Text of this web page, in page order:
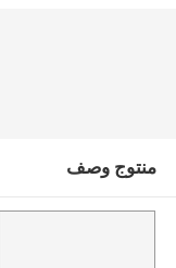
منتوج وصف